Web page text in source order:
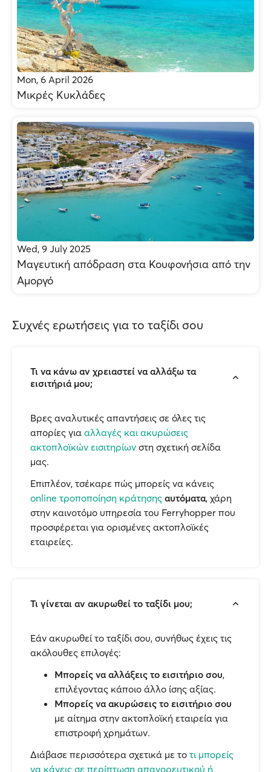
Mon, 6 April 2026
Μικρές Κυκλάδες
Wed, 9 July 2025
Μαγευτική απόδραση στα Κουφονήσια από την
Αμοργό
Συχνές ερωτήσεις για το ταξίδι σου
Τι να κάνω αν χρειαστεί να αλλάξω τα
εισιτήριά μου;
Βρες αναλυτικές απαντήσεις σε όλες τις
απορίες για αλλαγές και ακυρώσεις
ακτοπλοϊκών εισιτηρίων στη σχετική σελίδα
μας.
Επιπλέον, τσέκαρε πώς μπορείς να κάνεις
online τροποποίηση κράτησης αυτόματα, χάρη
στην καινοτόμο υπηρεσία του Ferryhopper που
προσφέρεται για ορισμένες ακτοπλοϊκές
εταιρείες.
Τι γίνεται αν ακυρωθεί το ταξίδι μου;
Εάν ακυρωθεί το ταξίδι σου, συνήθως έχεις τις
ακόλουθες επιλογές:
Μπορείς να αλλάξεις το εισιτήριο σου,
επιλέγοντας κάποιο άλλο ίσης αξίας.
Μπορείς να ακυρώσεις το εισιτήριο σου
με αίτημα στην ακτοπλοϊκή εταιρεία για
επιστροφή χρημάτων.
Διάβασε περισσότερα σχετικά με το τι μπορείς
να κάνεις σε περίπτωση απαγορευτικού ή